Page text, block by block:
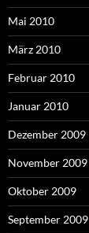
Mai 2010
März 2010
Februar 2010
Januar 2010
Dezember 2009
November 2009
Oktober 2009
September 2009